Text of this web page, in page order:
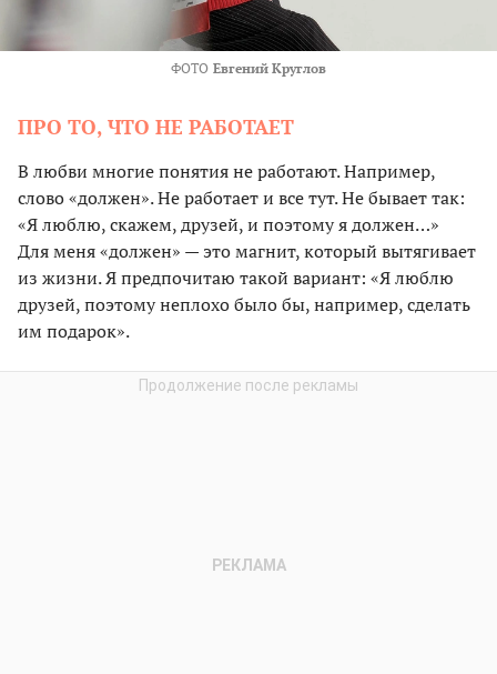
ФОТО Евгений Круглов
ПРО ТО, ЧТО НЕ РАБОТАЕТ
В любви многие понятия не работают. Например,
слово «должен». Не работает и все тут. Не бывает так:
«Я люблю, скажем, друзей, и поэтому я должен…»
Для меня «должен» — это магнит, который вытягивает
из жизни. Я предпочитаю такой вариант: «Я люблю
друзей, поэтому неплохо было бы, например, сделать
им подарок».